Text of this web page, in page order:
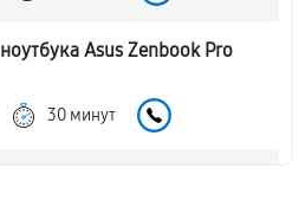
Asus Zenbook Pro
30 минут